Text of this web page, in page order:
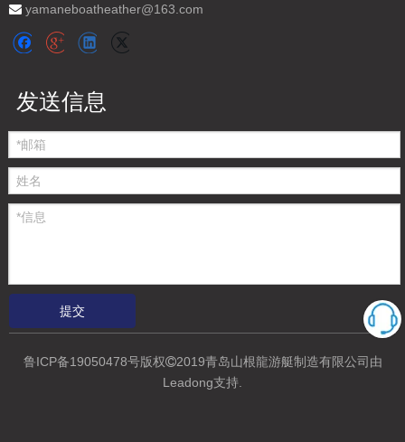
 yamaneboatheather@163.com
发送信息
提交
鲁ICP备19050478号版权2019青岛山根龍游艇制造有限公司 由
Leadong支持.